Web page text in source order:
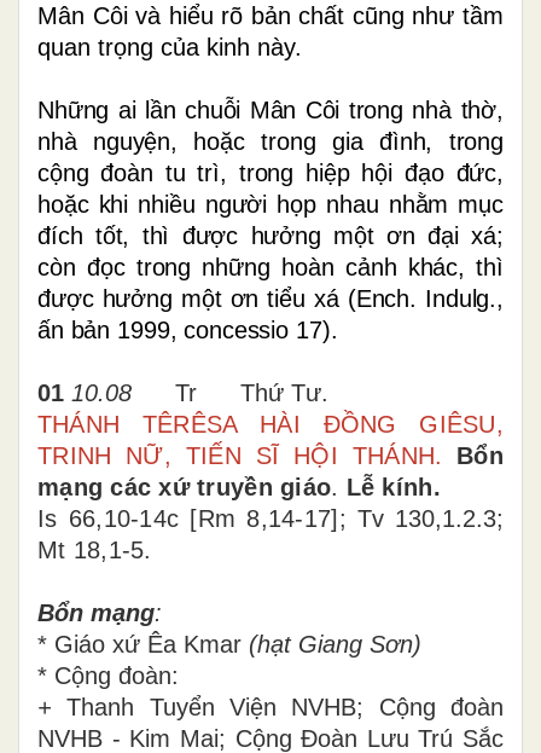
Mân Côi và hiểu rõ bản chất cũng như tầm
quan trọng của kinh này.
Những ai lần chuỗi Mân Côi trong nhà thờ,
nhà nguyện, hoặc trong gia đình, trong
cộng đoàn tu trì, trong hiệp hội đạo đức,
hoặc khi nhiều người họp nhau nhằm mục
đích tốt, thì được hưởng một ơn đại xá;
còn đọc trong những hoàn cảnh khác, thì
được hưởng một ơn tiểu xá (Ench. Indulg.,
ấn bản 1999, concessio 17).
01 10.08 Tr Thứ Tư.
THÁNH TÊRÊSA HÀI ĐỒNG GIÊSU,
TRINH NỮ, TIẾN SĨ HỘI THÁNH.
Bổn
mạng các xứ truyền giáo. Lễ kính.
Is 66,10-14c [Rm 8,14-17];Tv 130,1.2.3;
Mt 18,1-5.
Bổn mạng:
* Giáo xứ Êa Kmar (hạt Giang Sơn)
* Cộng đoàn:
+Thanh Tuyển Viện NVHB; Cộng đoàn
NVHB - Kim Mai; Cộng Đoàn Lưu Trú Sắc